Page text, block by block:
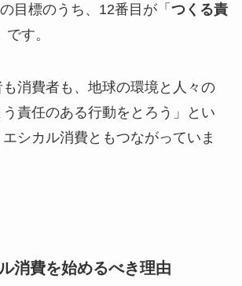
目標のうち、12番目が「 つくる責
です。
消費者も、地球の環境と人々の
責任のある行動をとろう」とい
シカル消費ともつながっていま
消費を始めるべき理由